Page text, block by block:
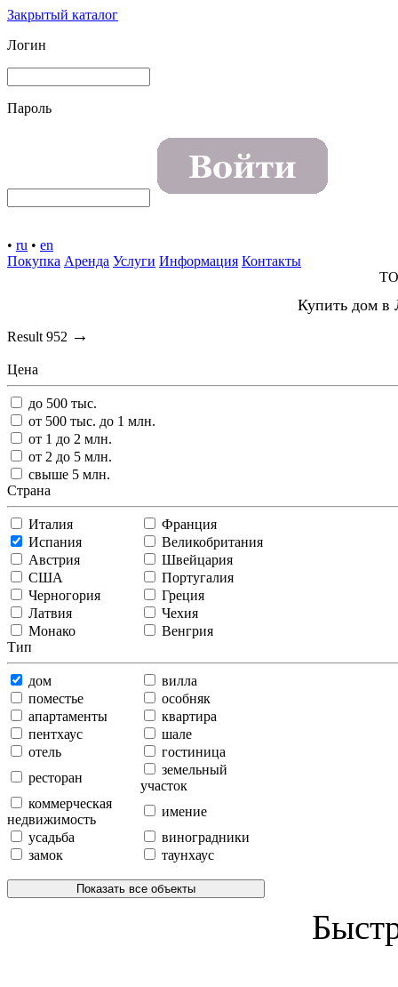
Закрытый каталог
Логин
Пароль
• ru • en
Покупка Аренда Услуги Информация Контакты
Купить дом в
Result 952 →
Цена
до 500 тыс.
от 500 тыс. до 1 млн.
от 1 до 2 млн.
от 2 до 5 млн.
свыше 5 млн.
Страна
Италия
Франция
Испания
Великобритания
Австрия
Швейцария
США
Португалия
Черногория
Греция
Латвия
Чехия
Монако
Венгрия
Тип
дом
вилла
поместье
особняк
апартаменты
квартира
пентхаус
шале
отель
гостиница
ресторан
земельный
участок
коммерческая
недвижимость
имение
усадьба
виноградники
замок
таунхаус
Показать все объекты